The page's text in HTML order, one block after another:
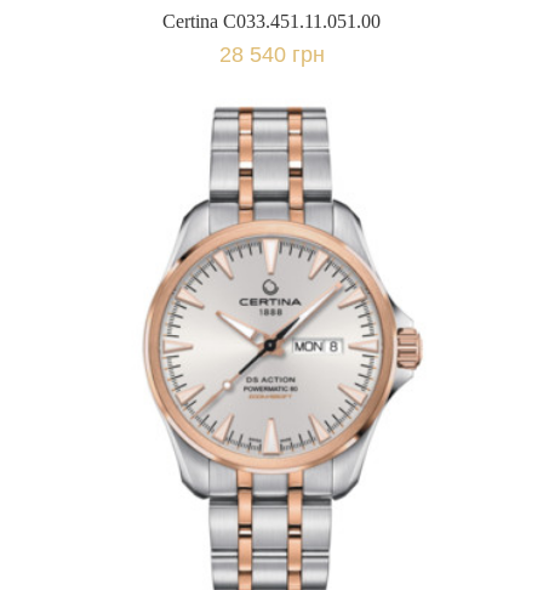
Certina C033.451.11.051.00
28 540 грн